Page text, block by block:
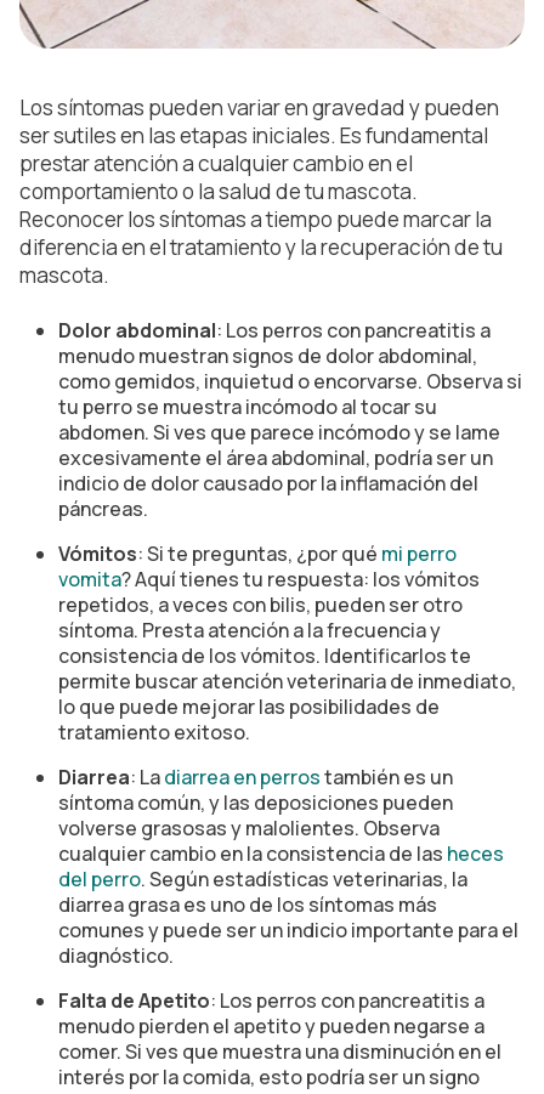
Los síntomas pueden variar en gravedad y pueden
ser sutiles en las etapas iniciales. Es fundamental
prestar atención a cualquier cambio en el
comportamiento o la salud de tu mascota.
Reconocer los síntomas a tiempo puede marcar la
diferencia en el tratamiento y la recuperación de tu
mascota.
Dolor abdominal: Los perros con pancreatitis a
menudo muestran signos de dolor abdominal,
como gemidos, inquietud o encorvarse. Observa si
tu perro se muestra incómodo al tocar su
abdomen. Si ves que parece incómodo y se lame
excesivamente el área abdominal, podría ser un
indicio de dolor causado por la inflamación del
páncreas.
Vómitos: Si te preguntas, ¿por qué mi perro
vomita? Aquí tienes tu respuesta: los vómitos
repetidos, a veces con bilis, pueden ser otro
síntoma. Presta atención a la frecuencia y
consistencia de los vómitos. Identificarlos te
permite buscar atención veterinaria de inmediato,
lo que puede mejorar las posibilidades de
tratamiento exitoso.
Diarrea: Ladiarrea en perrostambién es un
síntoma común, y las deposiciones pueden
volverse grasosas y malolientes. Observa
cualquier cambio en la consistencia de las heces
del perro. Según estadísticas veterinarias, la
diarrea grasa es uno de los síntomas más
comunes y puede ser un indicio importante para el
diagnóstico.
Falta de Apetito: Los perros con pancreatitis a
menudo pierden el apetito y pueden negarse a
comer. Si ves que muestra una disminución en el
interés por la comida, esto podría ser un signo